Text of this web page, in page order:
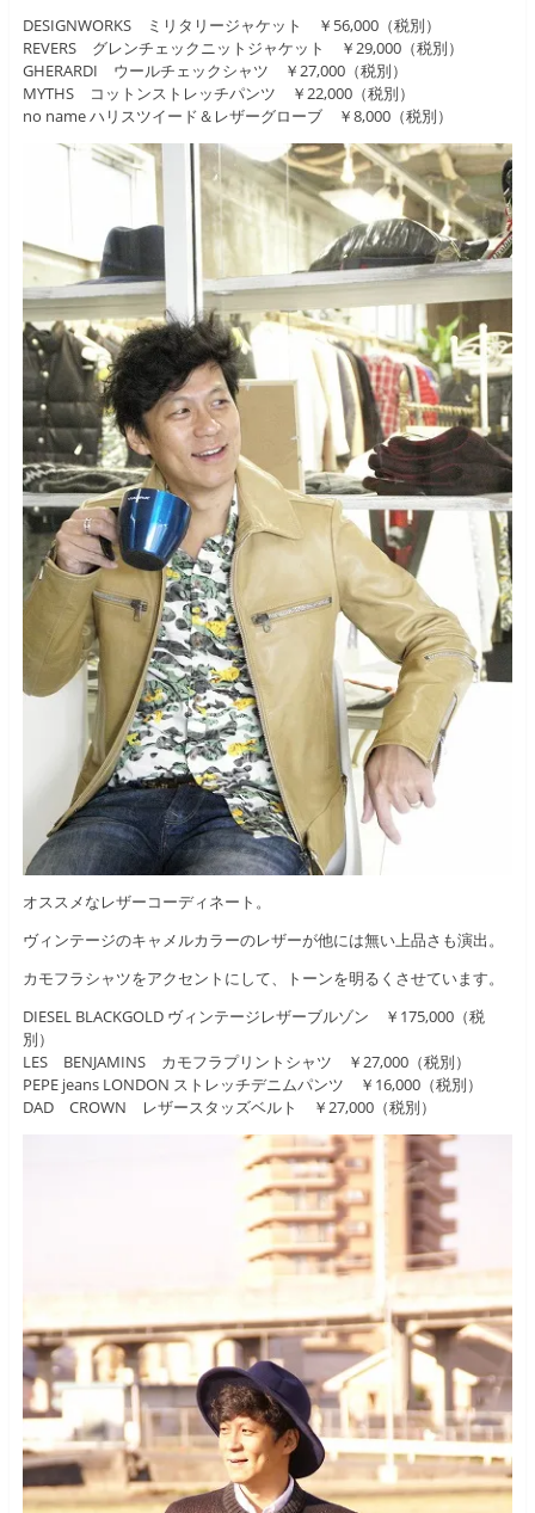
DESIGNWORKS ミリタリージャケット ￥56,000（税別）
REVERS グレンチェックニットジャケット ￥29,000（税別）
GHERARDI ウールチェックシャツ ￥27,000（税別）
MYTHS コットンストレッチパンツ ￥22,000（税別）
no name ハリスツイード＆レザーグローブ ￥8,000（税別）
オススメなレザーコーディネート。
ヴィンテージのキャメルカラーのレザーが他には無い上品さも演出。
カモフラシャツをアクセントにして、トーンを明るくさせています。
DIESEL BLACKGOLD ヴィンテージレザーブルゾン ￥175,000（税
別）
LES BENJAMINS カモフラプリントシャツ ￥27,000（税別）
PEPE jeans LONDON ストレッチデニムパンツ ￥16,000（税別）
DAD CROWN レザースタッズベルト ￥27,000（税別）